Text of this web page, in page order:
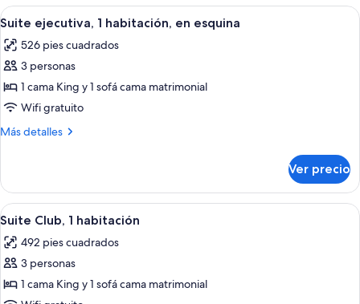
habitación
Abrir
todas
las
fotos
de
Suite
ejecutiva,
en
esquina
Una habitación de hotel con sofá,
4
Suite ejecutiva, 1 habitación, en esquina
526 pies cuadrados
3 personas
1 cama King y 1 sofá cama matrimonial
Wifi gratuito
Más detalles
Más
ejecutiva,
habitación,
esquina
Ver precio
Abrir
todas
las
fotos
de
Habitación de hotel con sofá,
9
Suite Club, 1 habitación
492 pies cuadrados
3 personas
1 cama King y 1 sofá cama matrimonial